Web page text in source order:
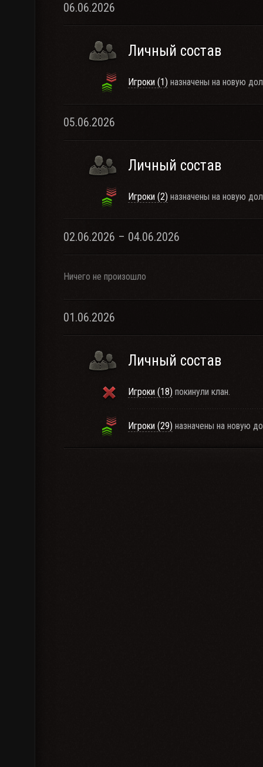
06.06.2026
Личный состав
Игроки (1) назначены на новую
05.06.2026
Личный состав
Игроки (2) назначены на новую
02.06.2026 – 04.06.2026
Ничего не произошло
01.06.2026
Личный состав
Игроки (18) покинули клан.
Игроки (29) назначены на новую